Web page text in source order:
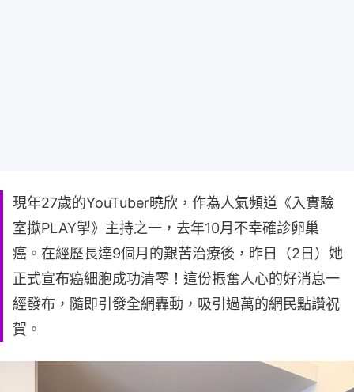
現年27歲的YouTuber曉欣，作為人氣頻道《入實驗
室撳PLAY掣》主持之一，去年10月不幸確診卵巢
癌。在經歷長達9個月的艱苦治療後，昨日（2日）她
正式宣布癌細胞成功清零！這份振奮人心的好消息一
經發布，隨即引發全網轟動，吸引過萬的網民點讚祝
賀。